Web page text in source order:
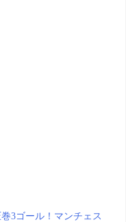
3ゴール！マンチェス